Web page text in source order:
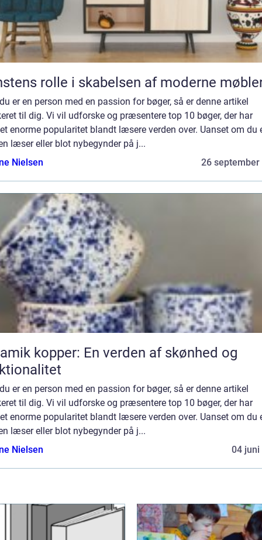
rolle i skabelsen af moderne
er en person med en passion for bøger, så er denne artikel
til dig. Vi vil udforske og præsentere top 10 bøger, der har
enorme popularitet blandt læsere verden over. Uanset om du
læser eller blot nybegynder på j...
Nielsen
26 september
kopper: En verden af skønhed og
er en person med en passion for bøger, så er denne artikel
til dig. Vi vil udforske og præsentere top 10 bøger, der har
enorme popularitet blandt læsere verden over. Uanset om du
læser eller blot nybegynder på j...
Nielsen
04 juni